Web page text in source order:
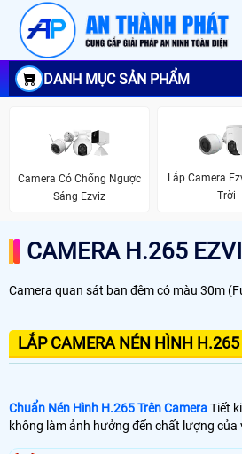
DANH MỤC SẢN PHẨM
Camera Có Chống Ngược
Sáng Ezviz
Lắp Camera
Trời
CAMERA H.265
Camera quan sát ban đêm có màu 30m
LẮP CAMERA NÉN HÌNH
Chuẩn Nén Hình H.265 Trên CameraTiết
không làm ảnh hưởng đến chất lượng